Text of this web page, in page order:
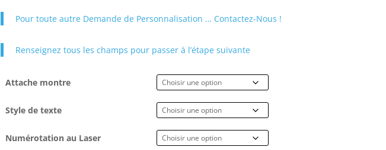
Pour toute autre Demande de Personnalisation … Contactez-Nous !
Renseignez tous les champs pour passer à l’étape suivante
Attache montre
Style de texte
Numérotation au Laser